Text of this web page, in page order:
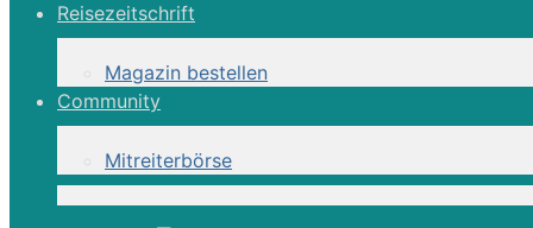
Reisezeitschrift
Magazin bestellen
Community
Mitreiterbörse